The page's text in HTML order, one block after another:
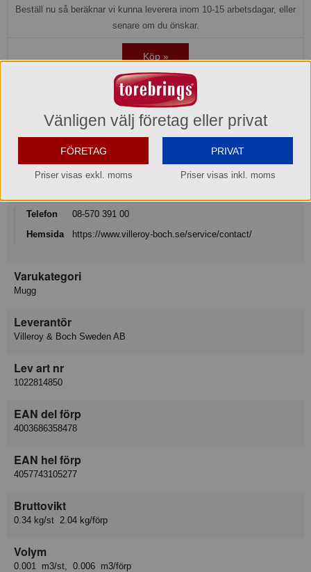
Beställ nu så beräknar vi kunna leverera inom 10-15 arbetsdagar, eller
senare om du önskar.
Köp »
Produktinformation
Varumärke
Villeroy & Boch
Konsumentkontakt
Telefon
08-570 391 00
Hemsida
https://www.villeroy-boch.se/service/contact/
Varukategori
Mugg
Leverantör
Villeroy & Boch Sweden AB
Lev art nr
1022814850
EAN del förp
4003686358478
EAN hel förp
4057743105277
Bruttovikt
0.34 kg/st 2.04 kg/förp
Volym
0.001 m3/st, 0.006 m3/förp
Vänligen välj företag eller privat
FÖRETAG
Priser visas exkl. moms
PRIVAT
Priser visas inkl. moms